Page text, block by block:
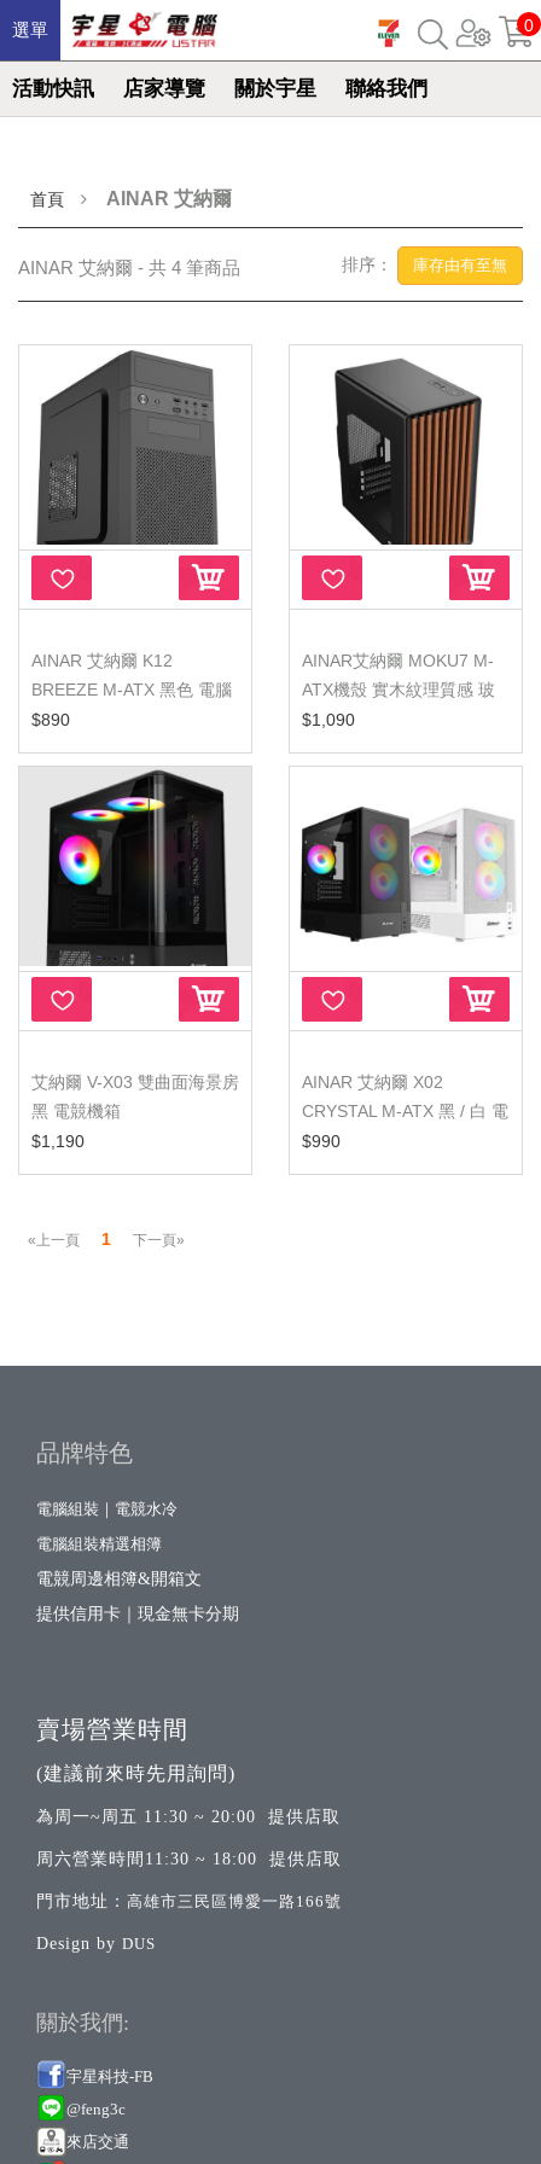
選單
活動快訊 店家導覽 關於宇星 聯絡我們
0
首頁 AINAR 艾納爾
AINAR 艾納爾 - 共 4 筆商品 排序： 庫存由有至無
AINAR 艾納爾 K12
BREEZE M-ATX 黑色 電腦
機殼 CASE
$890
AINAR艾納爾 MOKU7 M-
ATX機殼 實木紋理質感 玻
璃側板
$1,090
艾納爾 V-X03 雙曲面海景房
黑 電競機箱
$1,190
AINAR 艾納爾 X02
CRYSTAL M-ATX 黑 / 白 電
腦機殼
$990
«上一頁 1 下一頁»
品牌特色
電腦組裝｜電競水冷
電腦組裝精選相簿
電競周邊相簿&開箱文
提供信用卡｜現金無卡分期
賣場營業時間
(建議前來時先用詢問)
為周一~周五 11:30 ~ 20:00 提供店取
周六營業時間11:30 ~ 18:00 提供店取
門市地址： 高雄市三民區博愛一路166號
Design by DUS
關於我們:
宇星科技-FB
@feng3c
來店交通